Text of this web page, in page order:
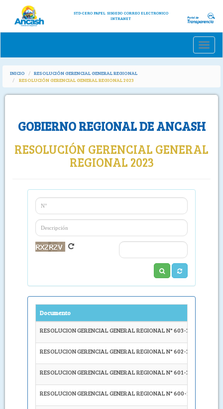
STD-CERO PAPEL SISGEDO CORREO ELECTRONICO
INTRANET
Toggle
INICIO
RESOLUCIÓN GERENCIAL GENERAL REGIONAL
RESOLUCIÓN GERENCIAL GENERAL REGIONAL 2023
GOBIERNO REGIONAL DE ANCASH
RESOLUCIÓN GERENCIAL GENERAL
REGIONAL 2023
Documento
RESOLUCION GERENCIAL GENERAL REGIONAL N° 603-2023-GRA/
RESOLUCION GERENCIAL GENERAL REGIONAL N° 602-2023-GRA/
RESOLUCION GERENCIAL GENERAL REGIONAL N° 601-2023-GRA/
RESOLUCION GERENCIAL GENERAL REGIONAL N° 600-2023-GRA/